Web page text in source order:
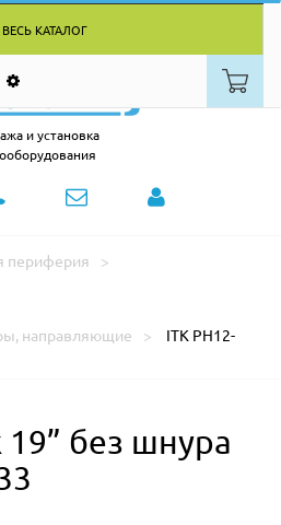
ВЕСЬ КАТАЛОГ
и установка
периферия
направляющие
ITK PH12-
без шнура